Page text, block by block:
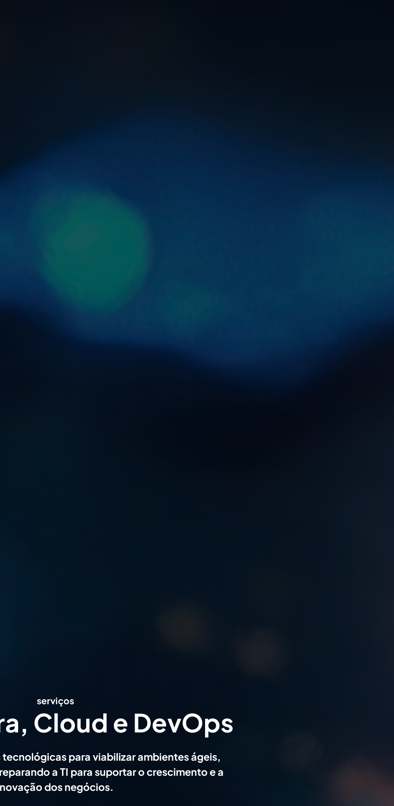
serviços
Cloud e DevOps
para viabilizar ambientes ágeis,
a TI para suportar o crescimento e a
dos negócios.